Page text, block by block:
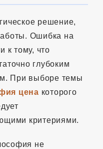
решение,
Ошибка на
к тому, что
глубоким
При выборе темы
цена которого
критериями.
не